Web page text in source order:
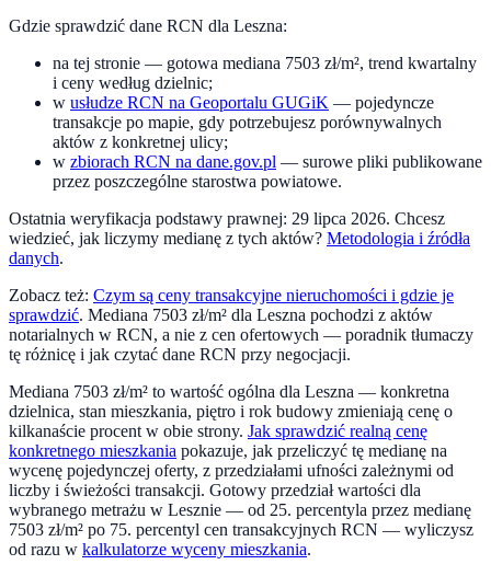
Gdzie sprawdzić dane RCN dla Leszna:
na tej stronie — gotowa mediana 7503 zł/m², trend kwartalny
i ceny według dzielnic;
w usłudze RCN na Geoportalu GUGiK — pojedyncze
transakcje po mapie, gdy potrzebujesz porównywalnych
aktów z konkretnej ulicy;
w zbiorach RCN na dane.gov.pl — surowe pliki publikowane
przez poszczególne starostwa powiatowe.
Ostatnia weryfikacja podstawy prawnej: 29 lipca 2026. Chcesz
wiedzieć, jak liczymy medianę z tych aktów? Metodologia i źródła
danych.
Zobacz też: Czym są ceny transakcyjne nieruchomości i gdzie je
sprawdzić. Mediana 7503 zł/m² dla Leszna pochodzi z aktów
notarialnych w RCN, a nie z cen ofertowych — poradnik tłumaczy
tę różnicę i jak czytać dane RCN przy negocjacji.
Mediana 7503 zł/m² to wartość ogólna dla Leszna — konkretna
dzielnica, stan mieszkania, piętro i rok budowy zmieniają cenę o
kilkanaście procent w obie strony. Jak sprawdzić realną cenę
konkretnego mieszkania pokazuje, jak przeliczyć tę medianę na
wycenę pojedynczej oferty, z przedziałami ufności zależnymi od
liczby i świeżości transakcji. Gotowy przedział wartości dla
wybranego metrażu w Lesznie — od 25. percentyla przez medianę
7503 zł/m² po 75. percentyl cen transakcyjnych RCN — wyliczysz
od razu w kalkulatorze wyceny mieszkania.